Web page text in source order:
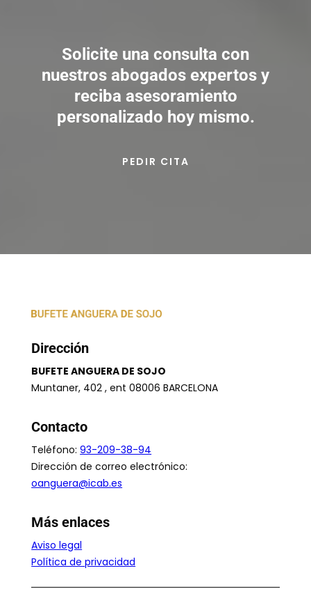
Solicite una consulta con
nuestros abogados expertos y
reciba asesoramiento
personalizado hoy mismo.
PEDIR CITA
Dirección
BUFETE ANGUERA DE SOJO
Muntaner, 402 , ent 08006 BARCELONA
Contacto
Teléfono:93-209-38-94
Dirección de correo electrónico:
oanguera@icab.es
Más enlaces
Aviso legal
Política de privacidad